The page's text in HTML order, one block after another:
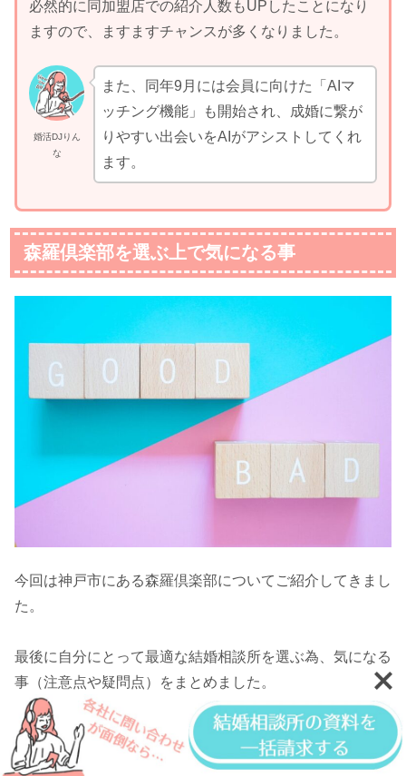
必然的に同加盟店での紹介人数もUPしたことになり
ますので、ますますチャンスが多くなりました。
婚活DJりん
な
また、同年9月には会員に向けた「AIマ
ッチング機能」も開始され、成婚に繋が
りやすい出会いをAIがアシストしてくれ
ます。
森羅倶楽部を選ぶ上で気になる事
今回は神戸市にある森羅倶楽部についてご紹介してきまし
た。
最後に自分にとって最適な結婚相談所を選ぶ為、気になる
事（注意点や疑問点）をまとめました。
森羅倶楽部は結婚相談ではなく会員制倶楽部
というスタンスですが、結婚相談所探しの材